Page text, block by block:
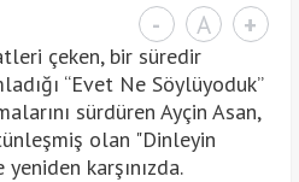
- A +
çeken, bir süredir
“Evet Ne Söylüyoduk”
sürdüren Ayçin Asan,
olan "Dinleyin
karşınızda.